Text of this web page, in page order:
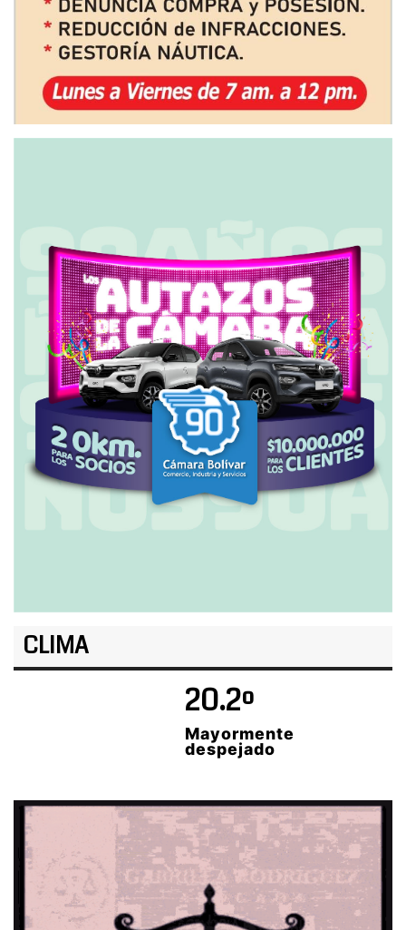
CLIMA
20.2º
Mayormente
despejado